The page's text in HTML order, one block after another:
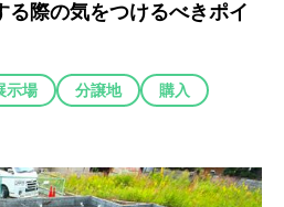
る際の気をつけるべきポイ
示場 分譲地 購入